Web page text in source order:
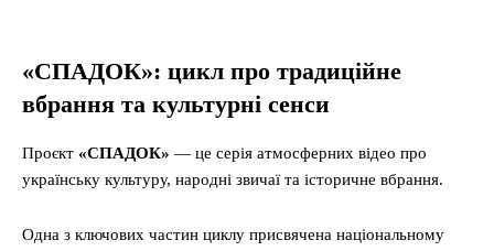
«СПАДОК»: цикл про традиційне
вбрання та культурні сенси
Проєкт «СПАДОК» — це серія атмосферних відео про
українську культуру, народні звичаї та історичне вбрання.
Одна з ключових частин циклу присвячена національному